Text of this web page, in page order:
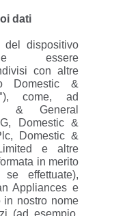
dati
dispositivo
essere
con altre
Domestic &
), come, ad
& General
Domestic &
Domestic &
e altre
in merito
effettuate),
Appliances e
in nostro nome